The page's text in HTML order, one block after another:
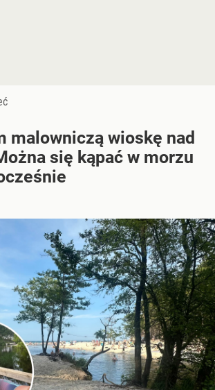
malowniczą wioskę nad
się kąpać w morzu